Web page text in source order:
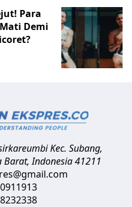
Para
Demi
Kec. Subang,
Barat,Indonesia41211